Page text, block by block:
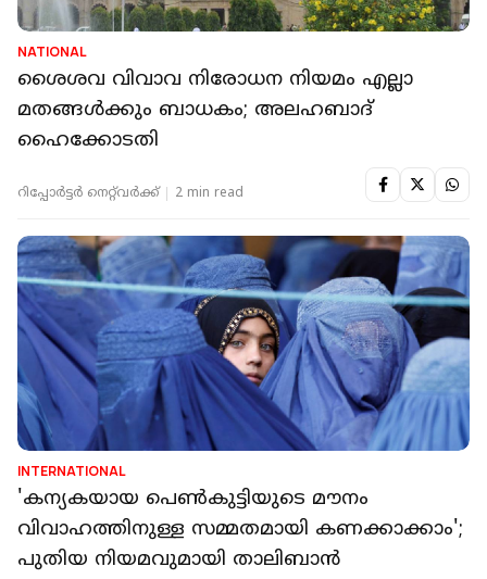
NATIONAL
ശൈശവ വിവാവ നിരോധന നിയമം എല്ലാ
മതങ്ങള്‍ക്കും ബാധകം; അലഹബാദ്
ഹൈക്കോടതി
റിപ്പോർട്ടർ നെറ്റ്‌വര്‍ക്ക്‌ 2 min read
INTERNATIONAL
'കന്യകയായ പെൺകുട്ടിയുടെ മൗനം
വിവാഹത്തിനുള്ള സമ്മതമായി കണക്കാക്കാം';
പുതിയ നിയമവുമായി താലിബാൻ